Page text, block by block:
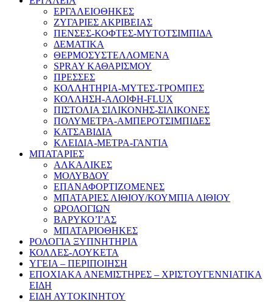
ΕΡΓΑΛΕΙΟΘΗΚΕΣ
ΖΥΓΑΡΙΕΣ ΑΚΡΙΒΕΙΑΣ
ΠΕΝΣΕΣ-ΚΟΦΤΕΣ-ΜΥΤΟΤΣΙΜΠΙΔΑ
ΔΕΜΑΤΙΚΑ
ΘΕΡΜΟΣΥΣΤΕΛΛΟΜΕΝΑ
SPRAY ΚΑΘΑΡΙΣΜΟΥ
ΠΡΕΣΣΕΣ
ΚΟΛΛΗΤΗΡΙΑ-ΜΥΤΕΣ-ΤΡΟΜΠΕΣ
ΚΟΛΛΗΣΗ-ΑΛΟΙΦΗ-FLUX
ΠΙΣΤΟΛΙΑ ΣΙΛΙΚΟΝΗΣ-ΣΙΛΙΚΟΝΕΣ
ΠΟΛΥΜΕΤΡΑ-ΑΜΠΕΡΟΤΣΙΜΠΙΔΕΣ
ΚΑΤΣΑΒΙΔΙΑ
ΚΛΕΙΔΙΑ-ΜΕΤΡΑ-ΓΑΝΤΙΑ
ΜΠΑΤΑΡΙΕΣ
ΑΛΚΑΛΙΚΕΣ
ΜΟΛΥΒΔΟΥ
ΕΠΑΝΑΦΟΡΤΙΖΟΜΕΝΕΣ
ΜΠΑΤΑΡΙΕΣ ΛΙΘΙΟΥ/ΚΟΥΜΠΙΑ ΛΙΘΙΟΥ
ΩΡΟΛΟΓΙΩΝ
ΒΑΡΥΚΟ’Ι’ΑΣ
ΜΠΑΤΑΡΙΟΘΗΚΕΣ
ΡΟΛΟΓΙΑ ΞΥΠΝΗΤΗΡΙΑ
ΚΟΛΛΕΣ-ΛΟΥΚΕΤΑ
ΥΓΕΙΑ – ΠΕΡΙΠΟΙΗΣΗ
ΕΠΟΧΙΑΚΑ ΑΝΕΜΙΣΤΗΡΕΣ – ΧΡΙΣΤΟΥΓΕΝΝΙΑΤΙΚΑ
ΕΙΔΗ
ΕΙΔΗ ΑΥΤΟΚΙΝΗΤΟΥ